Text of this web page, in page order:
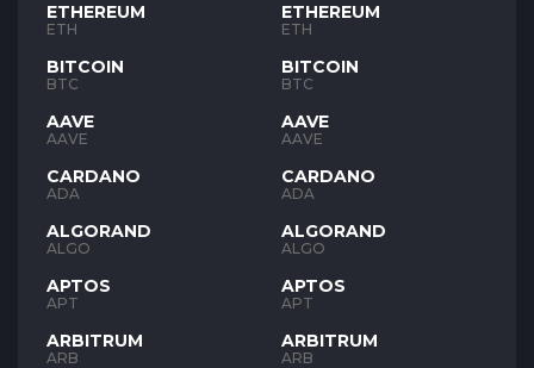
ETHEREUM
ETH
BITCOIN
BTC
AAVE
AAVE
CARDANO
ADA
ALGORAND
ALGO
APTOS
APT
ARBITRUM
ARB
ETHEREUM
ETH
BITCOIN
BTC
AAVE
AAVE
CARDANO
ADA
ALGORAND
ALGO
APTOS
APT
ARBITRUM
ARB